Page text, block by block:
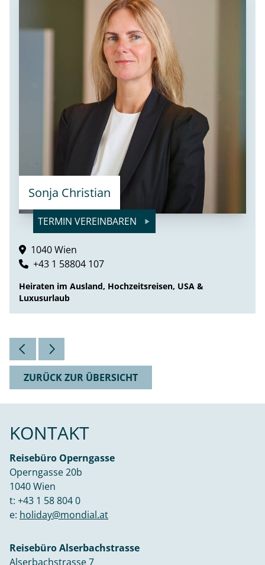
Sonja Christian
TERMIN VEREINBAREN
1040 Wien
+43 1 58804 107
Heiraten im Ausland, Hochzeitsreisen, USA &
Luxusurlaub
ZURÜCK ZUR ÜBERSICHT
KONTAKT
Reisebüro Operngasse
Operngasse 20b
1040 Wien
t: +43 1 58 804 0
e: holiday@mondial.at
Reisebüro Alserbachstrasse
Alserbachstrasse 7